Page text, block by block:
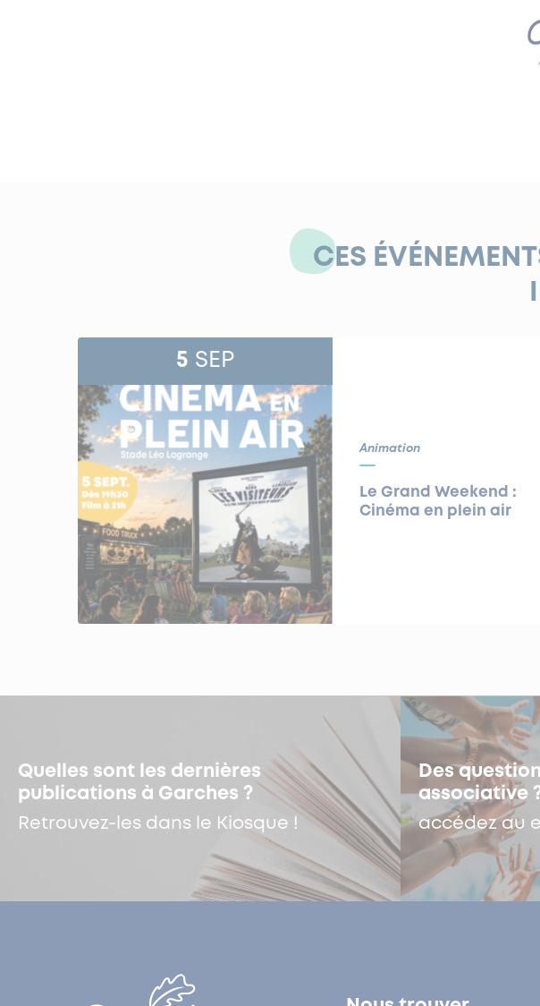
CES
5 SEP
Animation
Le Grand Weekend :
Cinéma en plein air
Quelles sont les dernières
publications à Garches ?
Retrouvez-les dans le Kiosque !
Des
associative
accédez au